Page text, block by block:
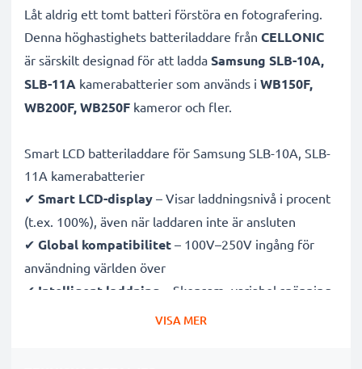
Låt aldrig ett tomt batteri förstöra en fotografering.
Denna höghastighets batteriladdare från CELLONIC
är särskilt designad för att ladda Samsung SLB-10A,
SLB-11A kamerabatterier som används i WB150F,
WB200F, WB250F kameror och fler.
Smart LCD batteriladdare för Samsung SLB-10A, SLB-
11A kamerabatterier
✔ Smart LCD-display – Visar laddningsnivå i procent
(t.ex. 100%), även när laddaren inte är ansluten
✔ Global kompatibilitet – 100V–250V ingång för
användning världen över
✔ Intelligent laddning – Skonsam, variabel spänning
förlänger batteriets livslängd
VISA MER